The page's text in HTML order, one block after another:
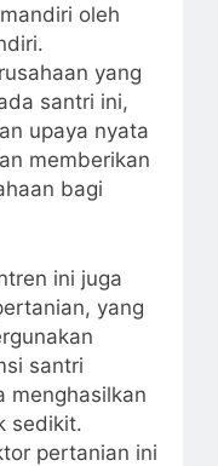
oleh
yang
santri ini,
upaya nyata
memberikan
bagi
ini juga
yang
santri
menghasilkan
sedikit.
pertanian ini